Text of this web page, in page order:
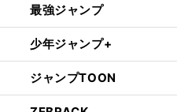
最強ジャンプ
少年ジャンプ+
ジャンプTOON